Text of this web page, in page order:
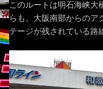
このルートは明石海峡大
らも、大阪南部からのア
テージが残されている路